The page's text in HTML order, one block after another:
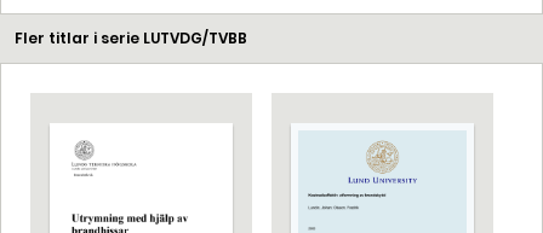
Fler titlar i serie LUTVDG/TVBB